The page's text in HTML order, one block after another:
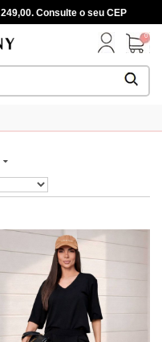
Consulte o seu CEP
0